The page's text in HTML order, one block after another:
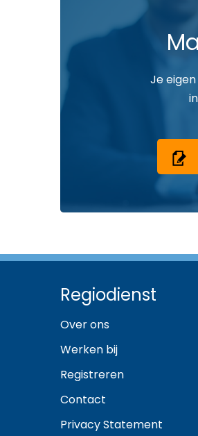
Je
Regiodienst
Over ons
Werken bij
Registreren
Contact
Privacy Statement